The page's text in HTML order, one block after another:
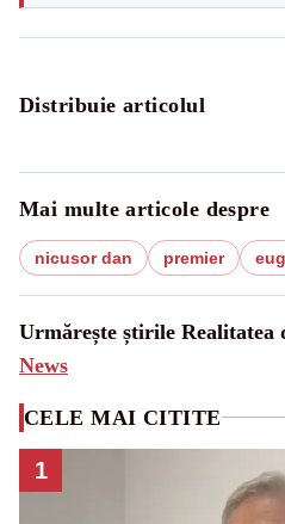
Distribuie articolul
Mai multe articole despre
nicusor dan premier
Urmărește știrile Realitatea
News
CELE MAI CITITE
1